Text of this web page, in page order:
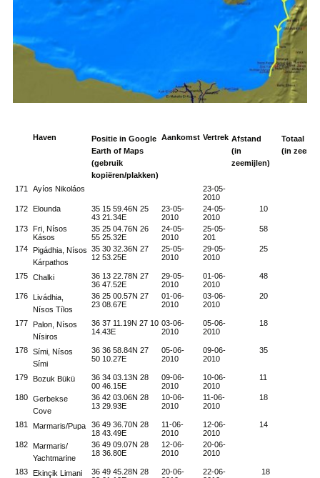
Haven Positie in Google
Earth of Maps
(gebruik
kopiëren/plakken)
Aankomst Vertrek Afstand
(in
zeemijlen)
Totaal
(in
171 Ayíos Nikoláos
23-05-
2010
172 Elounda
35 15 59.46N 25
43 21.34E
23-05-
2010
24-05-
2010
10
173 Fri, Nísos
Kásos
35 25 04.76N 26
55 25.32E
24-05-
2010
25-05-
201
58
174 Pigádhia, Nísos
Kárpathos
35 30 32.36N 27
12 53.25E
25-05-
2010
29-05-
2010
25
175 Chalki
36 13 22.78N 27
36 47.52E
29-05-
2010
01-06-
2010
48
176 Livádhia,
Nísos Tílos
36 25 00.57N 27
23 08.67E
01-06-
2010
03-06-
2010
20
177 Palon, Nísos
Nísiros
36 37 11.19N 27 10
14.43E
03-06-
2010
05-06-
2010
18
178 Sími, Nísos
Sími
36 36 58.84N 27
50 10.27E
05-06-
2010
09-06-
2010
35
179 Bozuk Bükü
36 34 03.13N 28
00 46.15E
09-06-
2010
10-06-
2010
11
180 Gerbekse
Cove
36 42 03.06N 28
13 29.93E
10-06-
2010
11-06-
2010
18
181 Marmaris/Pupa
36 49 36.70N 28
18 43.49E
11-06-
2010
12-06-
2010
14
182 Marmaris/
Yachtmarine
36 49 09.07N 28
18 36.80E
12-06-
2010
20-06-
2010
183 Ekinçik Limani
36 49 45.28N 28
20-06-
22-06-
18